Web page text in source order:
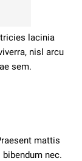
lacinia
nisl arcu
sem.
mattis
nec.